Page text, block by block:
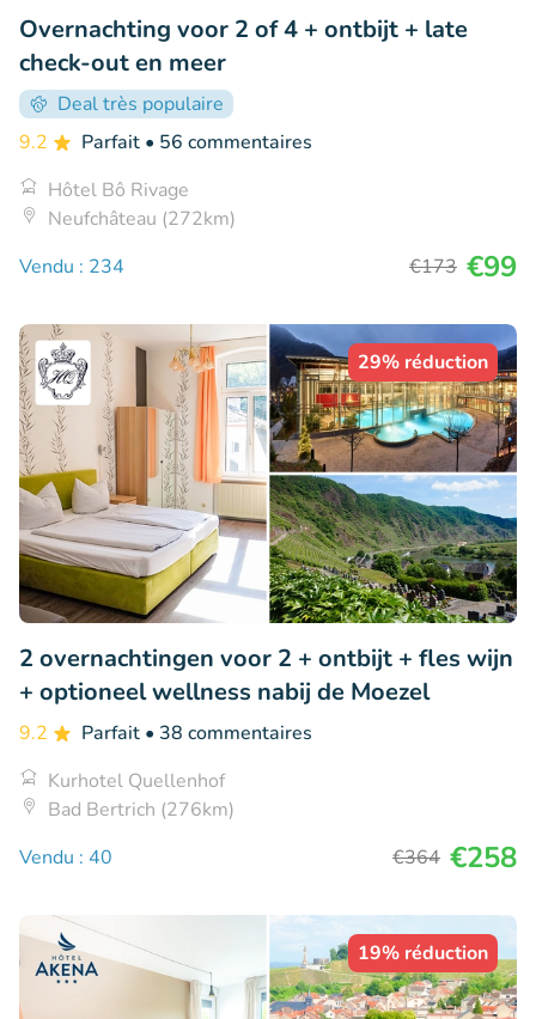
Overnachting voor 2 of 4 + ontbijt + late
check-out en meer
Deal très populaire
9.2
Parfait • 56 commentaires
Hôtel Bô Rivage
Neufchâteau (272km)
Vendu : 234
€173 €99
29% réduction
2 overnachtingen voor 2 + ontbijt + fles wijn
+ optioneel wellness nabij de Moezel
9.2 Parfait • 38 commentaires
Kurhotel Quellenhof
Bad Bertrich (276km)
Vendu : 40
€364 €258
19% réduction